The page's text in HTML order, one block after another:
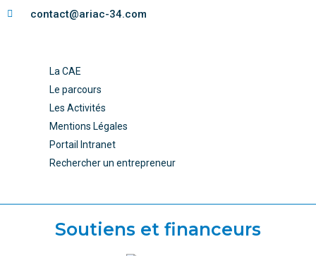
contact@ariac-34.com
La CAE
Le parcours
Les Activités
Mentions Légales
Portail Intranet
Rechercher un entrepreneur
Soutiens et financeurs